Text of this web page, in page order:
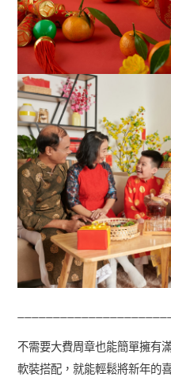
不需要大費周章也能簡單擁有
軟裝搭配，就能輕鬆將新年的